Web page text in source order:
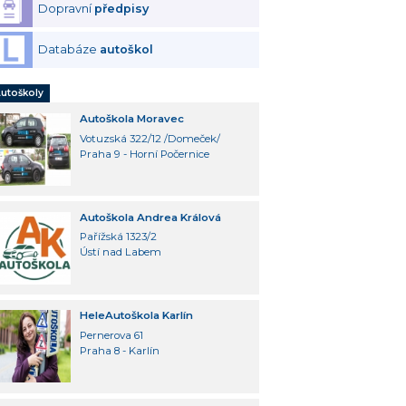
Dopravní předpisy
Databáze autoškol
Autoškola Moravec
Votuzská 322/12 /Domeček/
Praha 9 - Horní Počernice
Autoškola Andrea Králová
Pařížská 1323/2
Ústí nad Labem
HeleAutoškola Karlín
Pernerova 61
Praha 8 - Karlín